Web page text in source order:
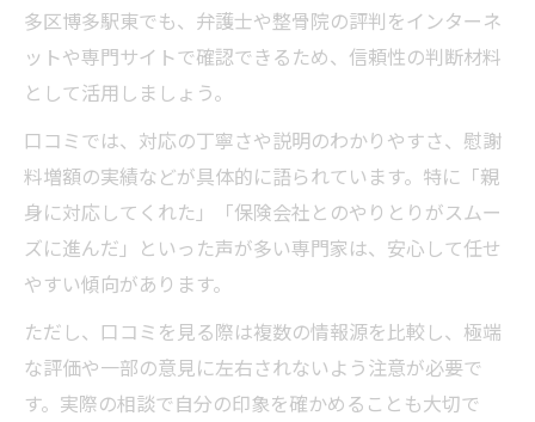
多区博多駅東でも、弁護士や整骨院の評判をインターネ
ットや専門サイトで確認できるため、信頼性の判断材料
として活用しましょう。
口コミでは、対応の丁寧さや説明のわかりやすさ、慰謝
料増額の実績などが具体的に語られています。特に「親
身に対応してくれた」「保険会社とのやりとりがスムー
ズに進んだ」といった声が多い専門家は、安心して任せ
やすい傾向があります。
ただし、口コミを見る際は複数の情報源を比較し、極端
な評価や一部の意見に左右されないよう注意が必要で
す。実際の相談で自分の印象を確かめることも大切で